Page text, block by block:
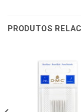
PRODUTOS